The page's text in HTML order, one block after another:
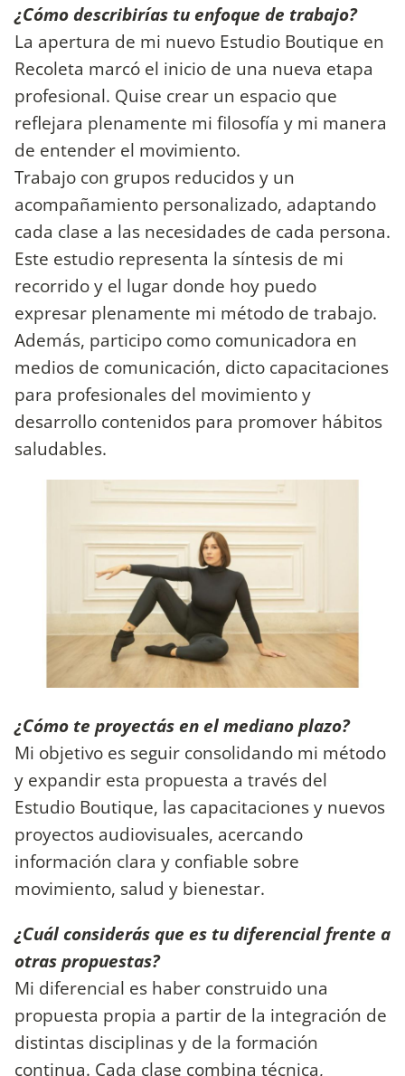
¿Cómo describirías tu enfoque de trabajo?
La apertura de mi nuevo Estudio Boutique en
Recoleta marcó el inicio de una nueva etapa
profesional. Quise crear un espacio que
reflejara plenamente mi filosofía y mi manera
de entender el movimiento.
Trabajo con grupos reducidos y un
acompañamiento personalizado, adaptando
cada clase a las necesidades de cada persona.
Este estudio representa la síntesis de mi
recorrido y el lugar donde hoy puedo
expresar plenamente mi método de trabajo.
Además, participo como comunicadora en
medios de comunicación, dicto capacitaciones
para profesionales del movimiento y
desarrollo contenidos para promover hábitos
saludables.
¿Cómo te proyectás en el mediano plazo?
Mi objetivo es seguir consolidando mi método
y expandir esta propuesta a través del
Estudio Boutique, las capacitaciones y nuevos
proyectos audiovisuales, acercando
información clara y confiable sobre
movimiento, salud y bienestar.
¿Cuál considerás que es tu diferencial frente a
otras propuestas?
Mi diferencial es haber construido una
propuesta propia a partir de la integración de
distintas disciplinas y de la formación
continua. Cada clase combina técnica,